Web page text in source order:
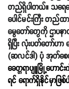
တည်ရှိပါတယ်။ သရေခ
ပေါင်မင်းကြီး တည်ထ
မွေတော်တွေကို ဌာပန
ရှိပြီး လုံးပတ်တော်ဟာ
(ဆလင်ဒါ) ပုံ အုတ်စေ
ခေတ္တရာပျူမြို့ဟေ
ရင် ရောက်ရှိနိုင်မှာဖြ